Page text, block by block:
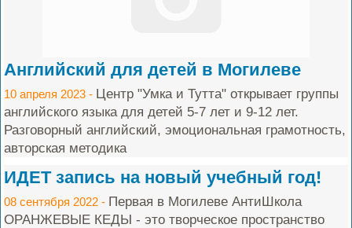
Английский для детей в Могилеве
10 апреля 2023 - Центр "Умка и Тутта" открывает группы
английского языка для детей 5-7 лет и 9-12 лет.
Разговорный английский, эмоциональная грамотность,
авторская методика
ИДЕТ запись на новый учебный год!
08 сентября 2022 - Первая в Могилеве АнтиШкола
ОРАНЖЕВЫЕ КЕДЫ - это творческое пространство